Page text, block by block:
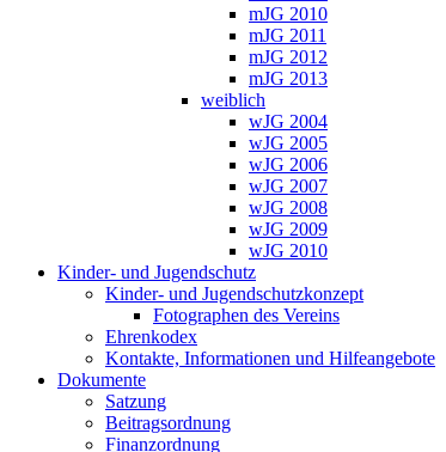
mJG 2010
mJG 2011
mJG 2012
mJG 2013
weiblich
wJG 2004
wJG 2005
wJG 2006
wJG 2007
wJG 2008
wJG 2009
wJG 2010
Kinder- und Jugendschutz
Kinder- und Jugendschutzkonzept
Fotographen des Vereins
Ehrenkodex
Kontakte, Informationen und Hilfeangebote
Dokumente
Satzung
Beitragsordnung
Finanzordnung